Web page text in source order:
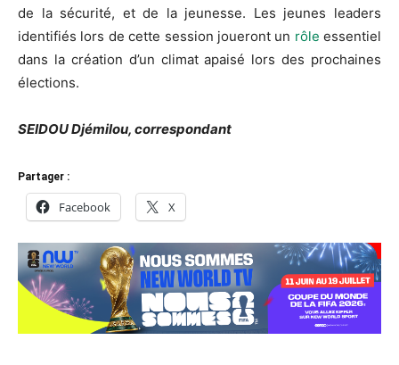
de la sécurité, et de la jeunesse. Les jeunes leaders
identifiés lors de cette session joueront un rôle essentiel
dans la création d’un climat apaisé lors des prochaines
élections.
SEIDOU Djémilou, correspondant
Partager :
Facebook X